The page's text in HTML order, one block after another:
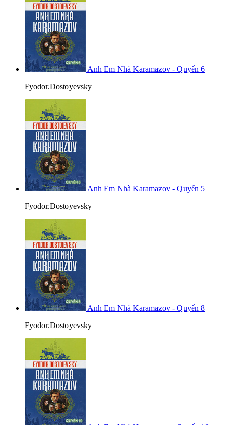
Anh Em Nhà Karamazov - Quyển 6
Fyodor.Dostoyevsky
Anh Em Nhà Karamazov - Quyển 5
Fyodor.Dostoyevsky
Anh Em Nhà Karamazov - Quyển 8
Fyodor.Dostoyevsky